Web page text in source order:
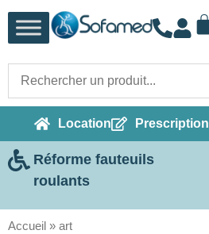
Location Prescription
Réforme fauteuils
roulants
Accueil » art